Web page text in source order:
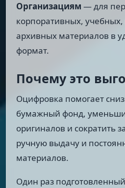
Организациям — для
корпоративных,
архивных материалов в
формат.
Почему это
Оцифровка помогает
бумажный фонд,
оригиналов и сократить
ручную выдачу и
материалов.
Один раз